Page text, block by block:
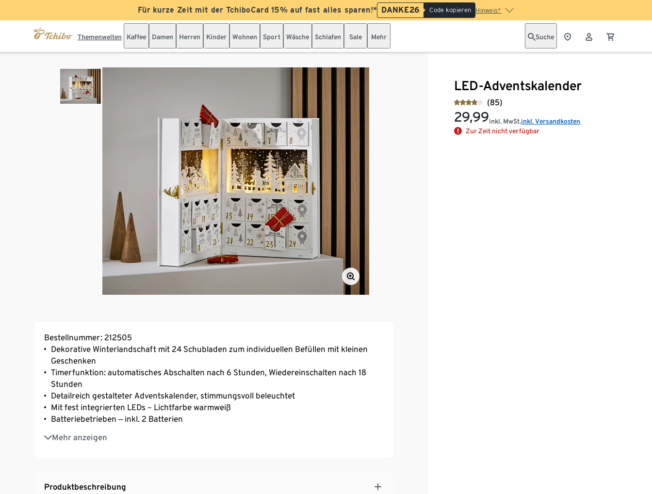
Für kurze Zeit mit der TchiboCard 15% auf fast alles sparen!* DANKE26 Code kopieren Hinweis*
Themenwelten Kaffee Damen Herren Kinder Wohnen Sport Wäsche Schlafen Sale Mehr Suche
LED-Adventskalender
(85)
29,99inkl. MwSt.inkl. Versandkosten
Zur Zeit nicht verfügbar
Bestellnummer: 212505
Dekorative Winterlandschaft mit 24 Schubladen zum individuellen Befüllen mit kleinen
Geschenken
Timerfunktion: automatisches Abschalten nach 6 Stunden, Wiedereinschalten nach 18
Stunden
Detailreich gestalteter Adventskalender, stimmungsvoll beleuchtet
Mit fest integrierten LEDs – Lichtfarbe warmweiß
Batteriebetrieben ‒ inkl. 2 Batterien
Mehr anzeigen
Für den Innenbereich
Produktbeschreibung